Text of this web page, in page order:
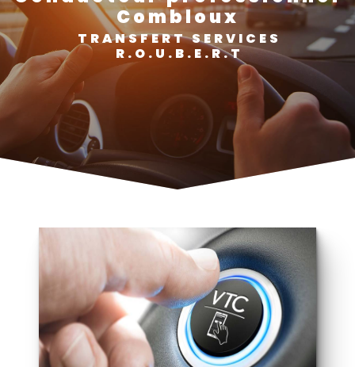
Combloux
TRANSFERT SERVICES
R.O.U.B.E.R.T